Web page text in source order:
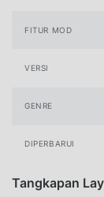
FITUR MOD
VERSI
GENRE
DIPERBARUI
Tangkapan